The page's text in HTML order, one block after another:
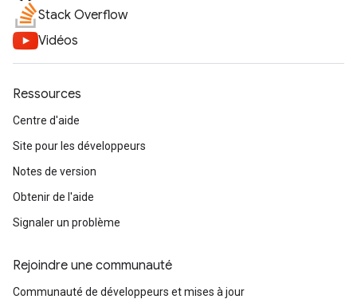
Stack Overflow
Vidéos
Ressources
Centre d'aide
Site pour les développeurs
Notes de version
Obtenir de l'aide
Signaler un problème
Rejoindre une communauté
Communauté de développeurs et mises à jour